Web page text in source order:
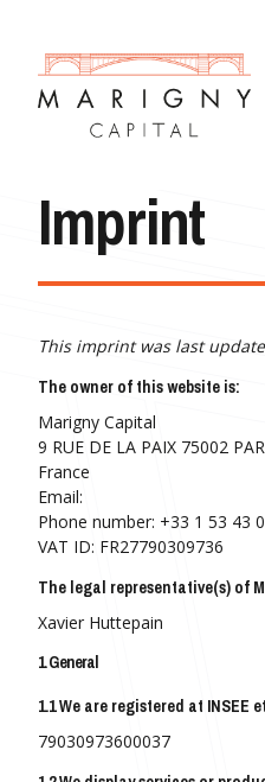
Imprint
This imprint was last
The owner of this website is:
Marigny Capital
9 RUE DE LA PAIX 75002
France
Email:
Phone number: +33 1 53 43
VAT ID: FR27790309736
The legal representative(s) of
Xavier Huttepain
1. General
1.1 We are registered at INSEE
79030973600037